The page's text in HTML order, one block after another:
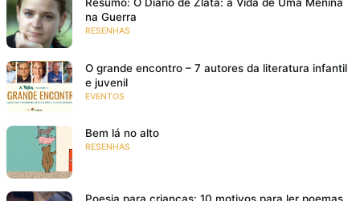
Resumo: O Diário de Zlata: a Vida de Uma Menina
na Guerra
RESENHAS
O grande encontro – 7 autores da literatura infantil
e juvenil
EVENTOS
Bem lá no alto
RESENHAS
Poesia para crianças: 10 motivos para ler poemas